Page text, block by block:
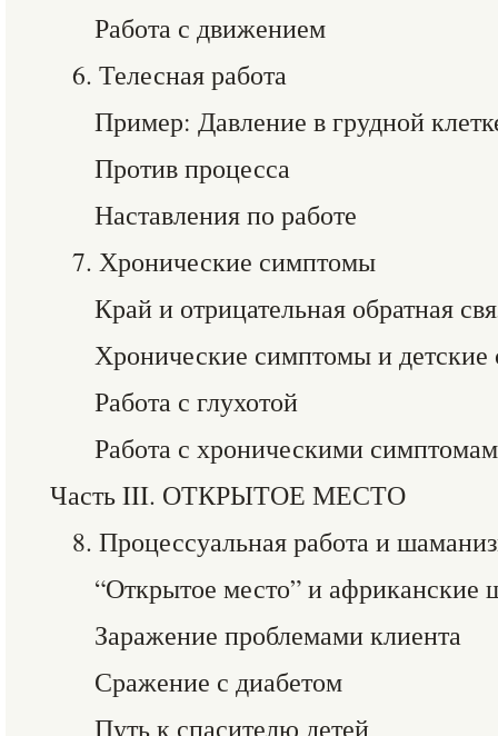
Работа с движением
6. Телесная работа
Пример: Давление в грудной
Против процесса
Наставления по работе
7. Хронические симптомы
Край и отрицательная обратная
Хронические симптомы и детские
Работа с глухотой
Работа с хроническими
Часть III. ОТКРЫТОЕ МЕСТО
8. Процессуальная работа и
“Открытое место” и африканские
Заражение проблемами клиента
Сражение с диабетом
Путь к спасителю детей